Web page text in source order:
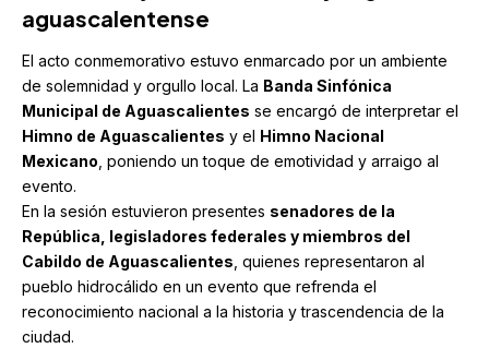
aguascalentense
El acto conmemorativo estuvo enmarcado por un ambiente
de solemnidad y orgullo local. La Banda Sinfónica
Municipal de Aguascalientes se encargó de interpretar el
Himno de Aguascalientes y el Himno Nacional
Mexicano , poniendo un toque de emotividad y arraigo al
evento.
En la sesión estuvieron presentes senadores de la
República, legisladores federales y miembros del
Cabildo de Aguascalientes , quienes representaron al
pueblo hidrocálido en un evento que refrenda el
reconocimiento nacional a la historia y trascendencia de la
ciudad.